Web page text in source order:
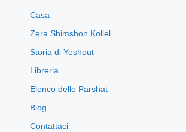
Casa
Zera Shimshon Kollel
Storia di Yeshout
Libreria
Elenco delle Parshat
Blog
Contattaci